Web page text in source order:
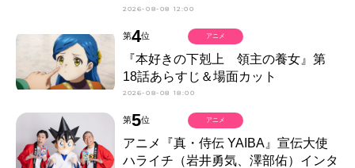
2026-08-08 12:00
第4位
『本好きの下剋上 領主の養女』第
18話あらすじ＆場面カット
2026-08-08 18:00
アニメ
第5位
アニメ『真・侍伝 YAIBA』宣伝大使
ハライチ（岩井勇気、澤部佑）インタ
アニメ